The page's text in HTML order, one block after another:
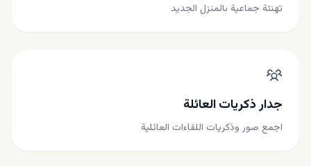
تهنئة جماعية بالمنزل الجديد
جدار ذكريات العائلة
اجمع صور وذكريات اللقاءات العائلية